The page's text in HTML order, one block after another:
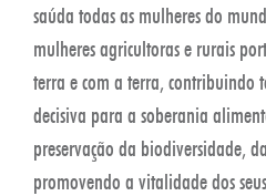
saúda todas as mulheres do
mulheres agricultoras e rurais
terra e com a terra, contribuindo
decisiva para a soberania
preservação da biodiversidade,
promovendo a vitalidade dos